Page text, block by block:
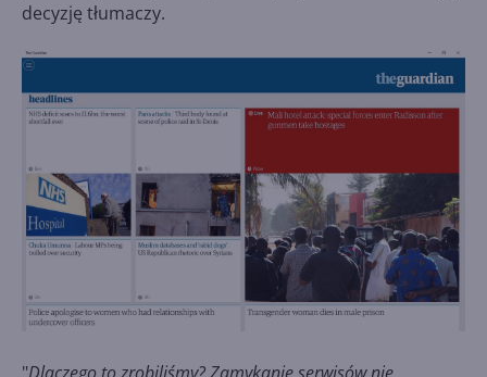
decyzję tłumaczy.